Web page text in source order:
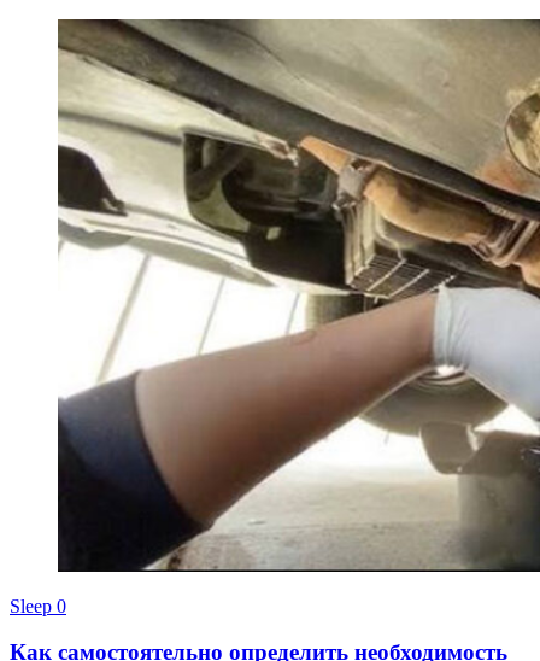
Sleep 0
Как самостоятельно определить необходимость